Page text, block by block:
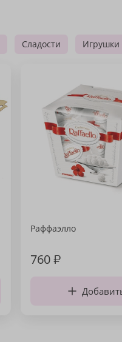
Сладости Игрушки
Раффаэлло
760₽